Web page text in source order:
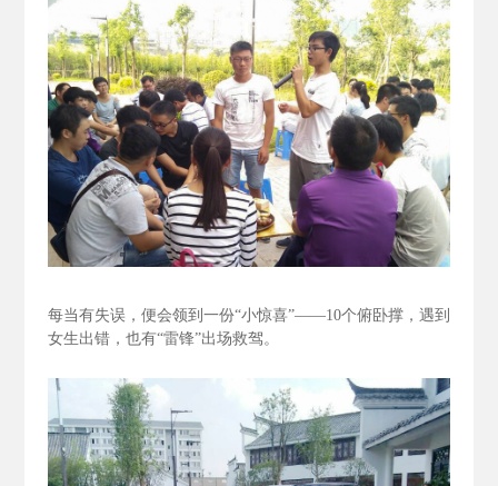
每当有失误，便会领到一份“小惊喜”——10个俯卧撑，遇到
女生出错，也有“雷锋”出场救驾。